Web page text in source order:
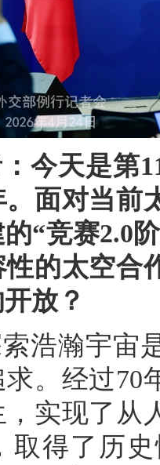
今天是第
。面对当前
“竞赛2.0
的太空合
放？
浩瀚宇宙
。经过70
实现了从
取得了历